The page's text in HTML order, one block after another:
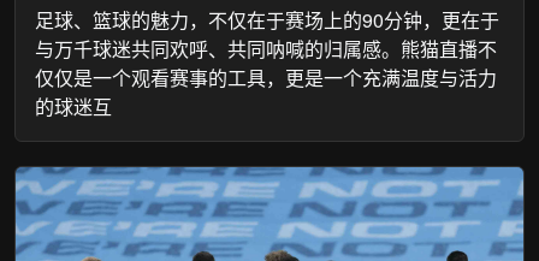
足球、篮球的魅力，不仅在于赛场上的90分钟，更在于
与万千球迷共同欢呼、共同呐喊的归属感。熊猫直播不
仅仅是一个观看赛事的工具，更是一个充满温度与活力
的球迷互